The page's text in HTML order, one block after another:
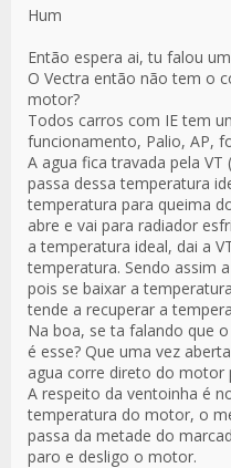
Hum
Então espera ai, tu falou
O Vectra então não tem o
motor?
Todos carros com IE tem
funcionamento, Palio, AP,
A agua fica travada pela
passa dessa temperatura
temperatura para queima
abre e vai para radiador
a temperatura ideal, dai a
temperatura. Sendo assim
pois se baixar a
tende a recuperar a
Na boa, se ta falando que
é esse? Que uma vez
agua corre direto do motor
A respeito da ventoinha é
temperatura do motor, o
passa da metade do
paro e desligo o motor.